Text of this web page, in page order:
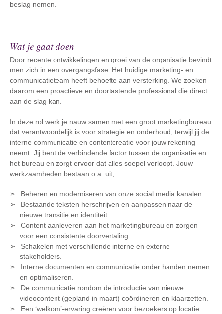
beslag nemen.
Wat je gaat doen
Door recente ontwikkelingen en groei van de organisatie bevindt
men zich in een overgangsfase. Het huidige marketing- en
communicatieteam heeft behoefte aan versterking. We zoeken
daarom een proactieve en doortastende professional die direct
aan de slag kan.
In deze rol werk je nauw samen met een groot marketingbureau
dat verantwoordelijk is voor strategie en onderhoud, terwijl jij de
interne communicatie en contentcreatie voor jouw rekening
neemt. Jij bent de verbindende factor tussen de organisatie en
het bureau en zorgt ervoor dat alles soepel verloopt. Jouw
werkzaamheden bestaan o.a. uit;
Beheren en moderniseren van onze social media kanalen.
Bestaande teksten herschrijven en aanpassen naar de
nieuwe transitie en identiteit.
Content aanleveren aan het marketingbureau en zorgen
voor een consistente doorvertaling.
Schakelen met verschillende interne en externe
stakeholders.
Interne documenten en communicatie onder handen nemen
en optimaliseren.
De communicatie rondom de introductie van nieuwe
videocontent (gepland in maart) coördineren en klaarzetten.
Een ‘welkom’-ervaring creëren voor bezoekers op locatie.